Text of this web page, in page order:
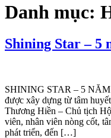
Danh mục:
Shining Star – 5
SHINING STAR – 5
được xây dựng từ tâm
Thương Hiền – Chủ tịch
viên, nhân viên nòng cốt,
phát triển, đến […]